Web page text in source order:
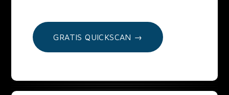
GRATIS QUICKSCAN →